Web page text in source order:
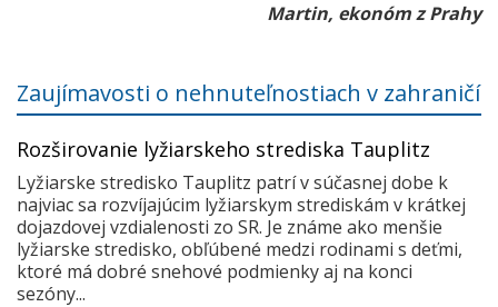
Martin, ekonóm z Prahy
Zaujímavosti o nehnuteľnostiach v zahraničí
Rozširovanie lyžiarskeho strediska Tauplitz
Lyžiarske stredisko Tauplitz patrí v súčasnej dobe k
najviac sa rozvíjajúcim lyžiarskym strediskám v krátkej
dojazdovej vzdialenosti zo SR. Je známe ako menšie
lyžiarske stredisko, obľúbené medzi rodinami s deťmi,
ktoré má dobré snehové podmienky aj na konci
sezóny...